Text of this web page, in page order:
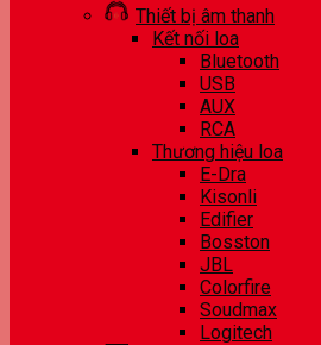
Thiết bị âm thanh
Kết nối loa
Bluetooth
USB
AUX
RCA
Thương hiệu loa
E-Dra
Kisonli
Edifier
Bosston
JBL
Colorfire
Soudmax
Logitech